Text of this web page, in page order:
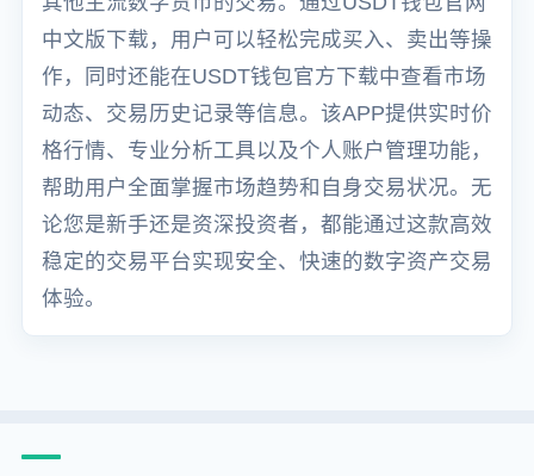
中文版下载，用户可以轻松完成买入、卖出等操
作，同时还能在USDT钱包官方下载中查看市场
动态、交易历史记录等信息。该APP提供实时价
格行情、专业分析工具以及个人账户管理功能，
帮助用户全面掌握市场趋势和自身交易状况。无
论您是新手还是资深投资者，都能通过这款高效
稳定的交易平台实现安全、快速的数字资产交易
体验。